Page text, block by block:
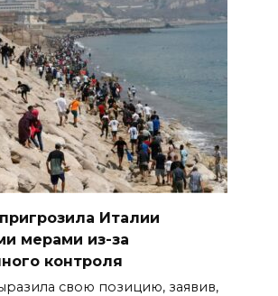
Италии
мерами из-за
контроля
свою позицию, заявив,